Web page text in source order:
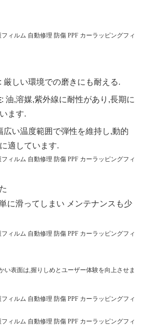
: 厳しい環境での磨きにも耐える.
: 油,溶媒,紫外線に耐性があり,長期に
ます.
広い温度範囲で弾性を維持し,動的
適しています.
に滑ってしまい メンテナンスも少
い表面は,握りしめとユーザー体験を向上させま